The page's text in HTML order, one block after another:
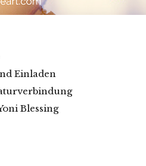
Einladen
Blessing